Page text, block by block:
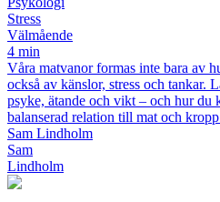
Stress
Välmående
4 min
Våra matvanor formas inte bara av
också av känslor, stress och tankar.
psyke, ätande och vikt – och hur du
balanserad relation till mat och
Sam Lindholm
Sam
Lindholm